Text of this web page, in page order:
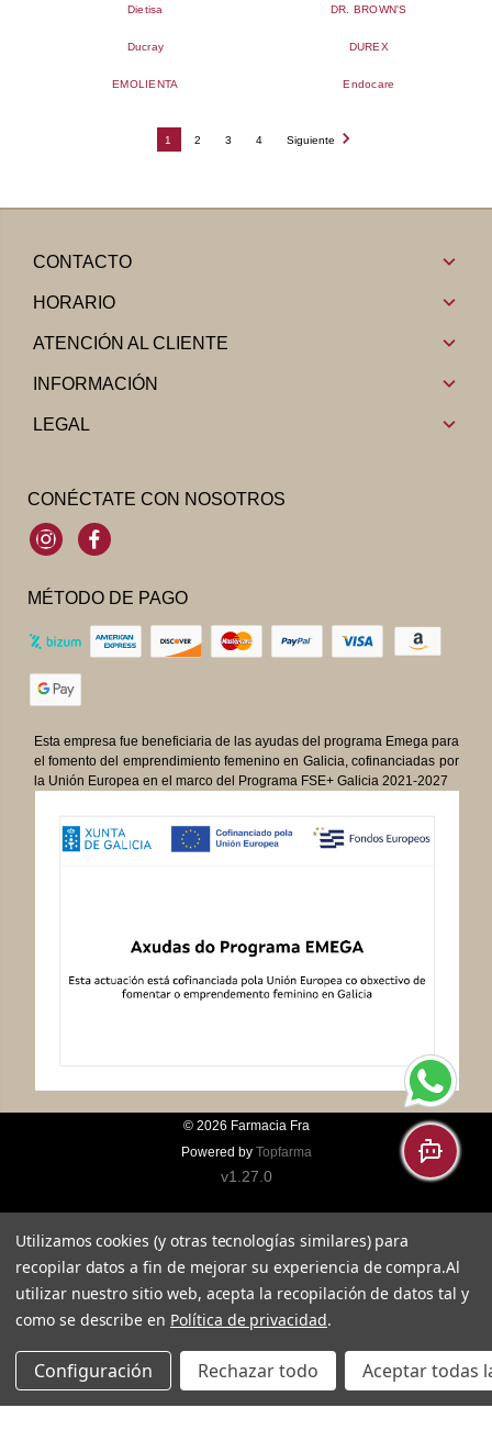
Dietisa DR. BROWN'S
Ducray DUREX
EMOLIENTA Endocare
1 2 3 4 Siguiente
CONTACTO
HORARIO
ATENCIÓN AL CLIENTE
INFORMACIÓN
LEGAL
CONÉCTATE CON NOSOTROS
InstagramFacebook
MÉTODO DE PAGO
Esta empresa fue beneficiaria de las ayudas del programa Emega para
el fomento del emprendimiento femenino en Galicia, cofinanciadas por
la Unión Europea en el marco del Programa FSE+ Galicia 2021-2027
© 2026 Farmacia Fra
Powered by Topfarma
v1.27.0
Utilizamos cookies (y otras tecnologías similares) para
recopilar datos a fin de mejorar su experiencia de compra.Al
utilizar nuestro sitio web, acepta la recopilación de datos tal y
como se describe en Política de privacidad.
Configuración Rechazar todo Aceptar todas